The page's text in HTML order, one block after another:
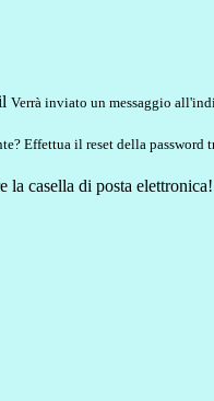
Verrà inviato un messaggio
Effettua il reset della password
la casella di posta elettronica!